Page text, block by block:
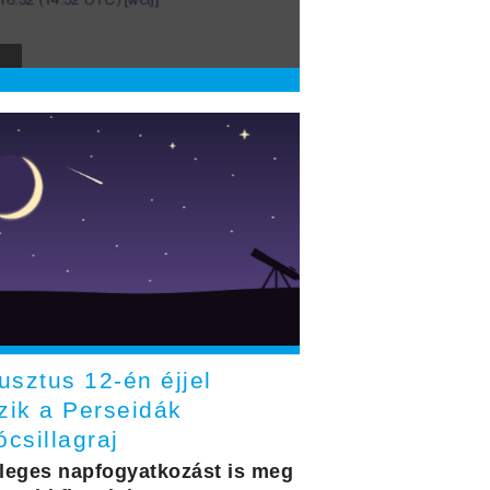
12-én éjjel
a Perseidák
napfogyatkozást is meg